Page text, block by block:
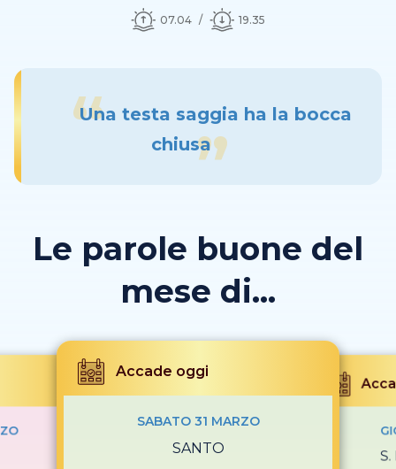
07.04 19.35
Una testa saggia ha la bocca
chiusa
Le parole buone del
mese di...
Accade oggi
SABATO 31 MARZO
SANTO